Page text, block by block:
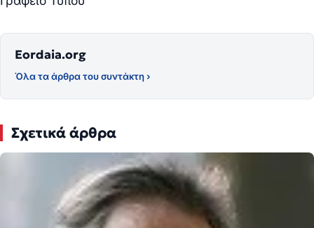
Eordaia.org
Όλα τα άρθρα του συντάκτη ›
Σχετικά άρθρα